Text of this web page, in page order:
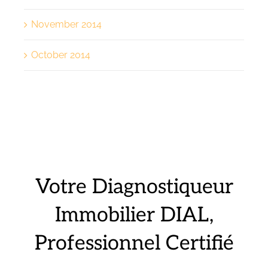
November 2014
October 2014
Votre Diagnostiqueur
Immobilier DIAL,
Professionnel Certifié